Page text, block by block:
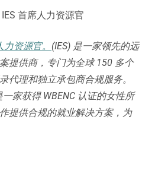
IES 首席人力资源官
力资源官。 (IES) 是一家领先的远
提供商，专门为全球 150 多个
代理和独立承包商合规服务。
家获得 WBENC 认证的女性所
提供合规的就业解决方案，为